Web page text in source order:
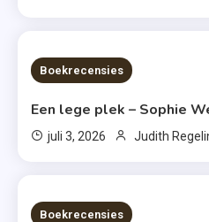
6 MINS READ
Boekrecensies
Een lege plek – Sophie
juli 3, 2026 Judith
7 MINS READ
Boekrecensies